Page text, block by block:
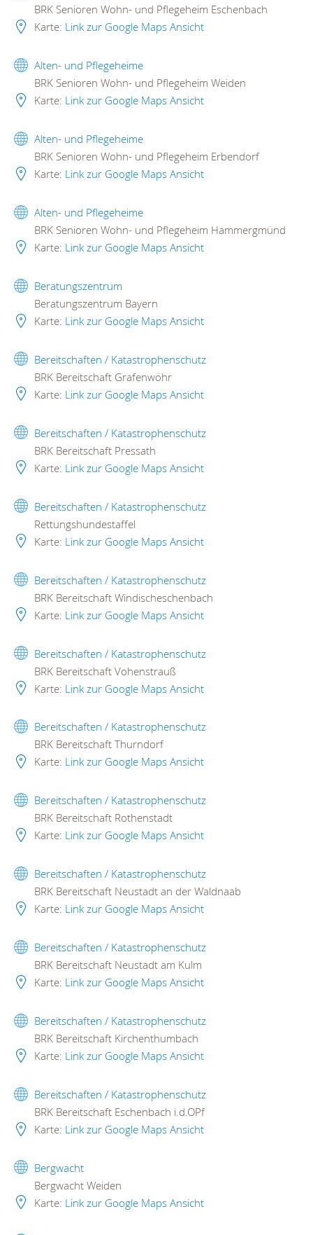
BRK Senioren Wohn- und Pflegeheim Eschenbach
Karte: Link zur Google Maps Ansicht
Alten- und Pflegeheime
BRK Senioren Wohn- und Pflegeheim Weiden
Karte: Link zur Google Maps Ansicht
Alten- und Pflegeheime
BRK Senioren Wohn- und Pflegeheim Erbendorf
Karte: Link zur Google Maps Ansicht
Alten- und Pflegeheime
BRK Senioren Wohn- und Pflegeheim Hammergmünd
Karte: Link zur Google Maps Ansicht
Beratungszentrum
Beratungszentrum Bayern
Karte: Link zur Google Maps Ansicht
Bereitschaften / Katastrophenschutz
BRK Bereitschaft Grafenwöhr
Karte: Link zur Google Maps Ansicht
Bereitschaften / Katastrophenschutz
BRK Bereitschaft Pressath
Karte: Link zur Google Maps Ansicht
Bereitschaften / Katastrophenschutz
Rettungshundestaffel
Karte: Link zur Google Maps Ansicht
Bereitschaften / Katastrophenschutz
BRK Bereitschaft Windischeschenbach
Karte: Link zur Google Maps Ansicht
Bereitschaften / Katastrophenschutz
BRK Bereitschaft Vohenstrauß
Karte: Link zur Google Maps Ansicht
Bereitschaften / Katastrophenschutz
BRK Bereitschaft Thurndorf
Karte: Link zur Google Maps Ansicht
Bereitschaften / Katastrophenschutz
BRK Bereitschaft Rothenstadt
Karte: Link zur Google Maps Ansicht
Bereitschaften / Katastrophenschutz
BRK Bereitschaft Neustadt an der Waldnaab
Karte: Link zur Google Maps Ansicht
Bereitschaften / Katastrophenschutz
BRK Bereitschaft Neustadt am Kulm
Karte: Link zur Google Maps Ansicht
Bereitschaften / Katastrophenschutz
BRK Bereitschaft Kirchenthumbach
Karte: Link zur Google Maps Ansicht
Bereitschaften / Katastrophenschutz
BRK Bereitschaft Eschenbach i.d.OPf
Karte: Link zur Google Maps Ansicht
Bergwacht
Bergwacht Weiden
Karte: Link zur Google Maps Ansicht